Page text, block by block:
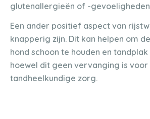
glutenallergieën of -
Een ander positief aspect van
knapperig zijn. Dit kan helpen om
hond schoon te houden en
hoewel dit geen vervanging is
tandheelkundige zorg.